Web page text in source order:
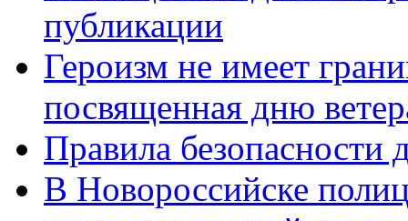
публикации
Героизм не имеет
посвященная дню
Правила безопасности
В Новороссийске